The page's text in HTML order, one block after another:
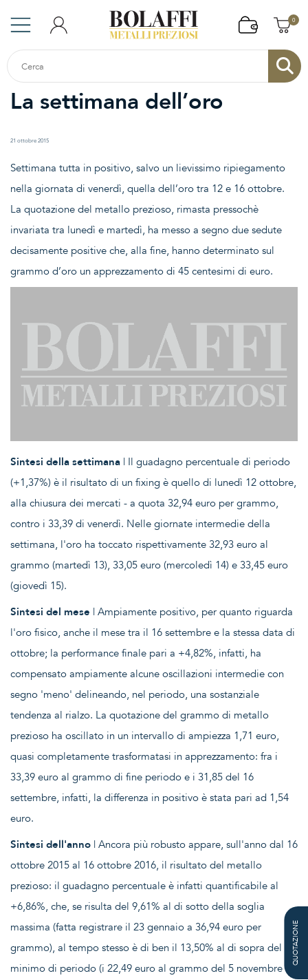
0
La settimana dell’oro
21 ottobre 2015
Settimana tutta in positivo, salvo un lievissimo ripiegamento
nella giornata di venerdì, quella dell’oro tra 12 e 16 ottobre.
La quotazione del metallo prezioso, rimasta pressochè
invariata tra lunedì e martedì, ha messo a segno due sedute
decisamente positive che, alla fine, hanno determinato sul
grammo d’oro un apprezzamento di 45 centesimi di euro.
Sintesi della settimana | Il guadagno percentuale di periodo
(+1,37%) è il risultato di un fixing è quello di lunedì 12 ottobre,
alla chiusura dei mercati - a quota 32,94 euro per grammo,
contro i 33,39 di venerdì. Nelle giornate intermedie della
settimana, l'oro ha toccato rispettivamente 32,93 euro al
grammo (martedì 13), 33,05 euro (mercoledì 14) e 33,45 euro
(giovedì 15).
Sintesi del mese | Ampiamente positivo, per quanto riguarda
l'oro fisico, anche il mese tra il 16 settembre e la stessa data di
ottobre; la performance finale pari a +4,82%, infatti, ha
compensato ampiamente alcune oscillazioni intermedie con
segno 'meno' delineando, nel periodo, una sostanziale
tendenza al rialzo. La quotazione del grammo di metallo
prezioso ha oscillato in un intervallo di ampiezza 1,71 euro,
quasi completamente trasformatasi in apprezzamento: fra i
33,39 euro al grammo di fine periodo e i 31,85 del 16
settembre, infatti, la differenza in positivo è stata pari ad 1,54
euro.
Sintesi dell'anno | Ancora più robusto appare, sull'anno dal 16
ottobre 2015 al 16 ottobre 2016, il risultato del metallo
prezioso: il guadagno percentuale è infatti quantificabile al
+6,86%, che, se risulta del 9,61% al di sotto della soglia
massima (fatta registrare il 23 gennaio a 36,94 euro per
grammo), al tempo stesso è di ben il 13,50% al di sopra del
minimo di periodo (i 22,49 euro al grammo del 5 novembre
QUOTAZIONE